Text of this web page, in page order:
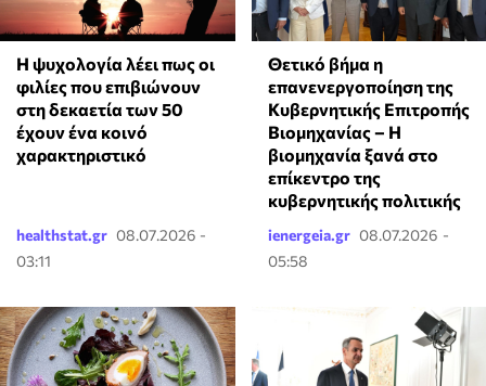
⁠Η ψυχολογία λέει πως οι
φιλίες που επιβιώνουν
στη δεκαετία των 50
έχουν ένα κοινό
χαρακτηριστικό
healthstat.gr 08.07.2026 -
03:11
Θετικό βήμα η
επανενεργοποίηση της
Κυβερνητικής Επιτροπής
Βιομηχανίας – Η
βιομηχανία ξανά στο
επίκεντρο της
κυβερνητικής πολιτικής
ienergeia.gr 08.07.2026 -
05:58